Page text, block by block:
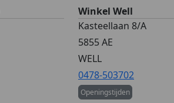
Winkel Well
Kasteellaan 8/A
5855 AE
WELL
0478-503702
Openingstijden